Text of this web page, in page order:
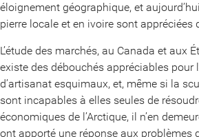
éloignement géographique, et
pierre locale et en ivoire sont appréciées
L’étude des marchés, au Canada et aux
existe des débouchés appréciables pour
d’artisanat esquimaux, et, même si la
sont incapables à elles seules de
économiques de l’Arctique, il n’en
ont apporté une réponse aux problèmes